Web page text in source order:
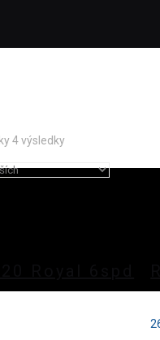
4 výsledky